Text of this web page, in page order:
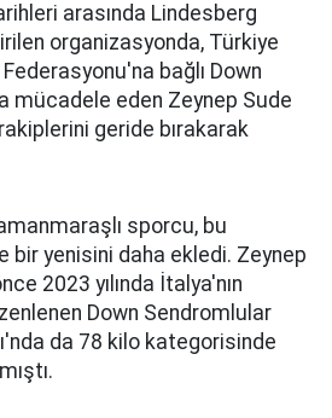
arasında Lindesberg
organizasyonda, Türkiye
bağlı Down
mücadele eden Zeynep Sude
geride bırakarak
sporcu, bu
bir yenisini daha ekledi. Zeynep
2023 yılında İtalya'nın
Down Sendromlular
da 78 kilo kategorisinde